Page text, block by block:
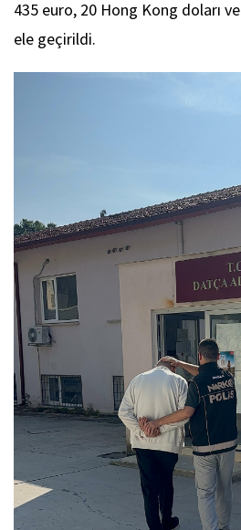
435 euro, 20 Hong Kong doları
ele geçirildi.